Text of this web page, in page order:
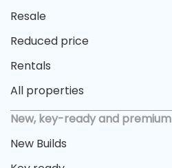
Resale
Reduced price
Rentals
All properties
New, key-ready and premium
New Builds